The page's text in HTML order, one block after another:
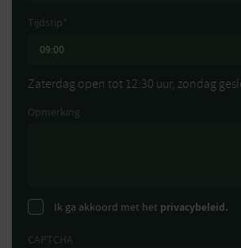
Tijdstip*
Zaterdag open tot 12:30 uur, zondag
Opmerking
Ik ga akkoord met het privacybeleid.
CAPTCHA